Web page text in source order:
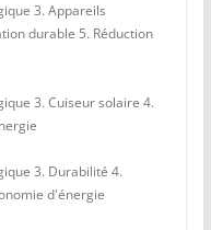
3. Appareils
durable 5. Réduction
3. Cuiseur solaire 4.
3. Durabilité 4.
d'énergie